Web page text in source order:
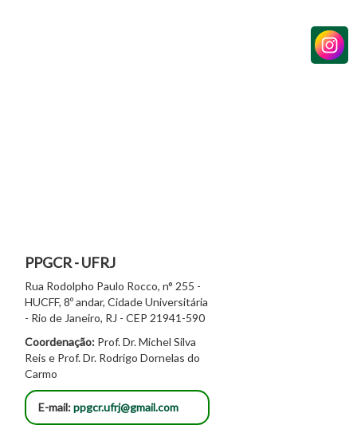
PPGCR - UFRJ
Rua Rodolpho Paulo Rocco, n° 255 -
HUCFF, 8º andar, Cidade Universitária
- Rio de Janeiro, RJ - CEP 21941-590
Coordenação: Prof. Dr. Michel Silva
Reis e Prof. Dr. Rodrigo Dornelas do
Carmo
E-mail:ppgcr.ufrj@gmail.com